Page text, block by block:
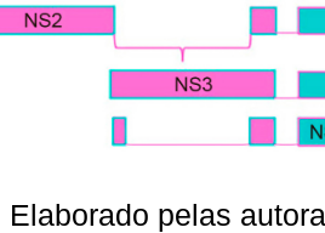
Elaborado pelas